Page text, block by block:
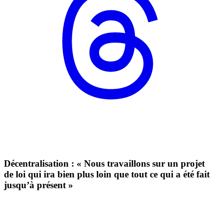
Décentralisation : « Nous travaillons sur un projet
de loi qui ira bien plus loin que tout ce qui a été fait
jusqu’à présent »